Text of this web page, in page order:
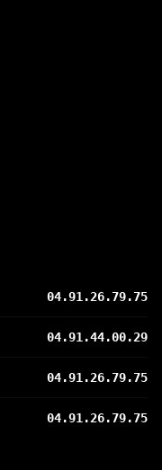
04.91.26.79.75
04.91.44.00.29
04.91.26.79.75
04.91.26.79.75